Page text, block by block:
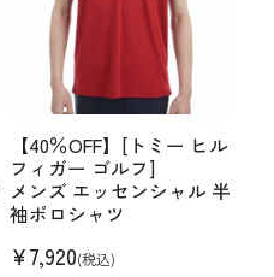
【40％OFF】[トミー ヒル
フィガー ゴルフ]
メンズ エッセンシャル 半
袖ポロシャツ
¥7,920(税込)